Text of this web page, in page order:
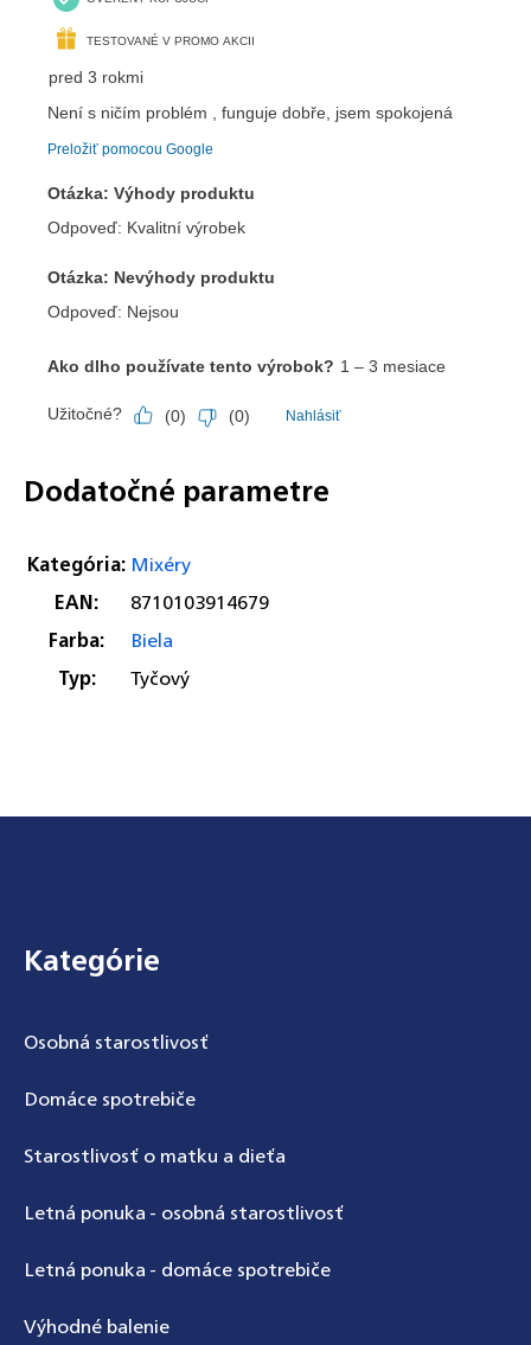
Dodatočné parametre
Kategória: Mixéry
EAN:
8710103914679
Farba:
Biela
Typ: Tyčový
Zápätie
Kategórie
Osobná starostlivosť
Domáce spotrebiče
Starostlivosť o matku a dieťa
Letná ponuka - osobná starostlivosť
Letná ponuka - domáce spotrebiče
Výhodné balenie